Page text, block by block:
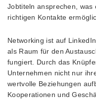
Jobtiteln ansprechen, was
richtigen Kontakte
Networking ist auf
als Raum für den
fungiert. Durch das
Unternehmen nicht nur
wertvolle Beziehungen
Kooperationen und